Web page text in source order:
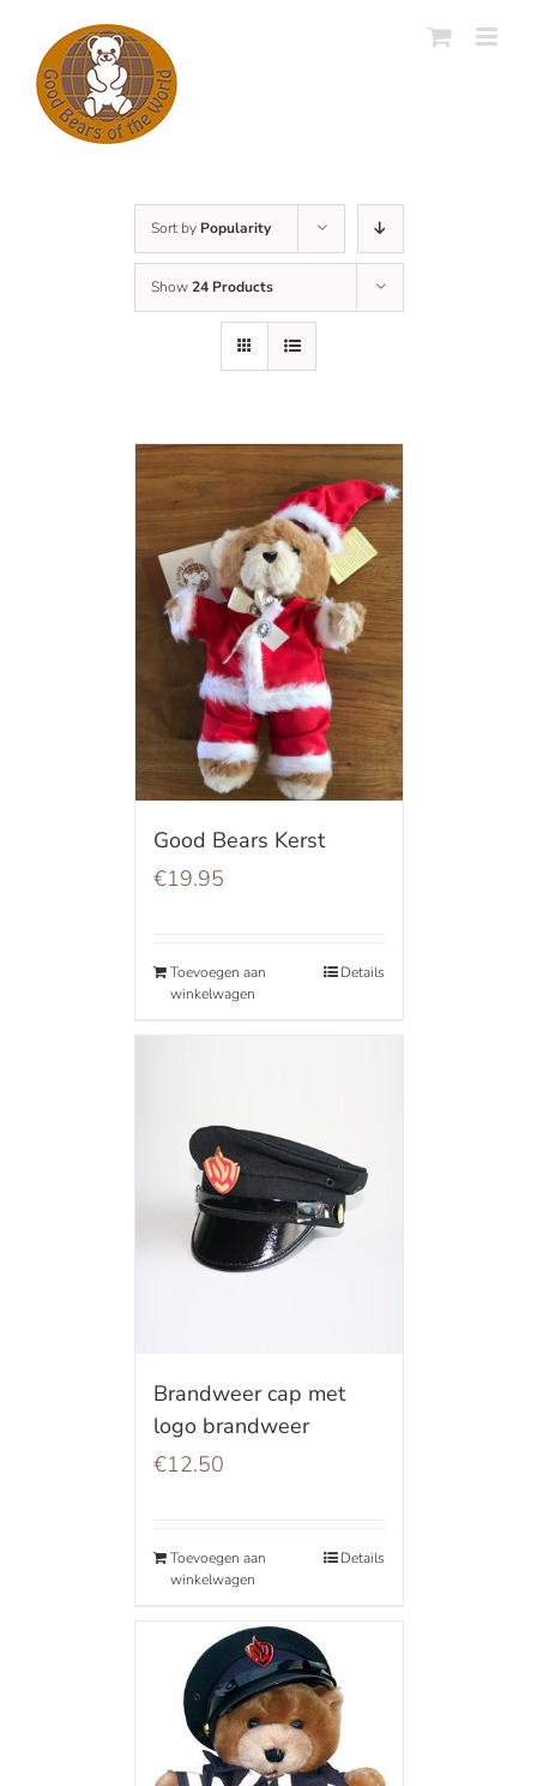
content
Sort by Popularity
Show24 Products
Good Bears Kerst
€19.95
Toevoegen aan
winkelwagen
Details
Brandweer cap met
logo brandweer
€12.50
Toevoegen aan
winkelwagen
Details